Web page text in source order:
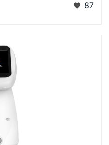
分析利器。采用D/0光学
87